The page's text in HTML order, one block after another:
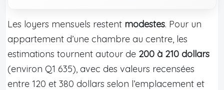
Les loyers mensuels restent modestes. Pour un
appartement d’une chambre au centre, les
estimations tournent autour de 200 à 210 dollars
(environ Q1 635), avec des valeurs recensées
entre 120 et 380 dollars selon l’emplacement et